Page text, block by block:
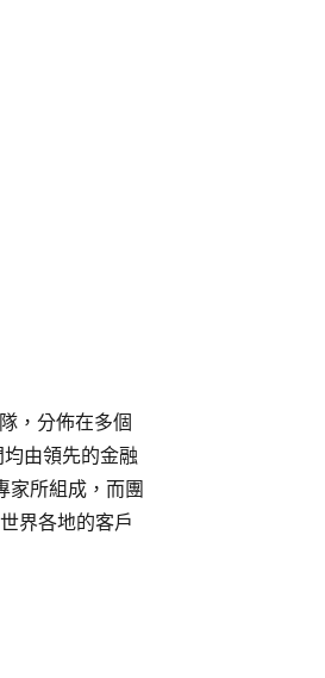
，分佈在多個
由領先的金融
家所組成，而團
界各地的客戶